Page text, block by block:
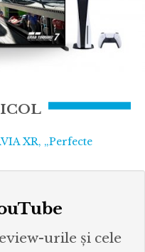
XR, „Perfecte
urile și cele